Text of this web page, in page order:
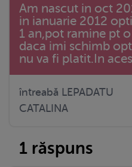
Am nascut in oct
in ianuarie 2012
1 an,pot ramine pt
daca imi schimb
nu va fi platit.In
întreabă LEPADATU
CATALINA
1 răspuns